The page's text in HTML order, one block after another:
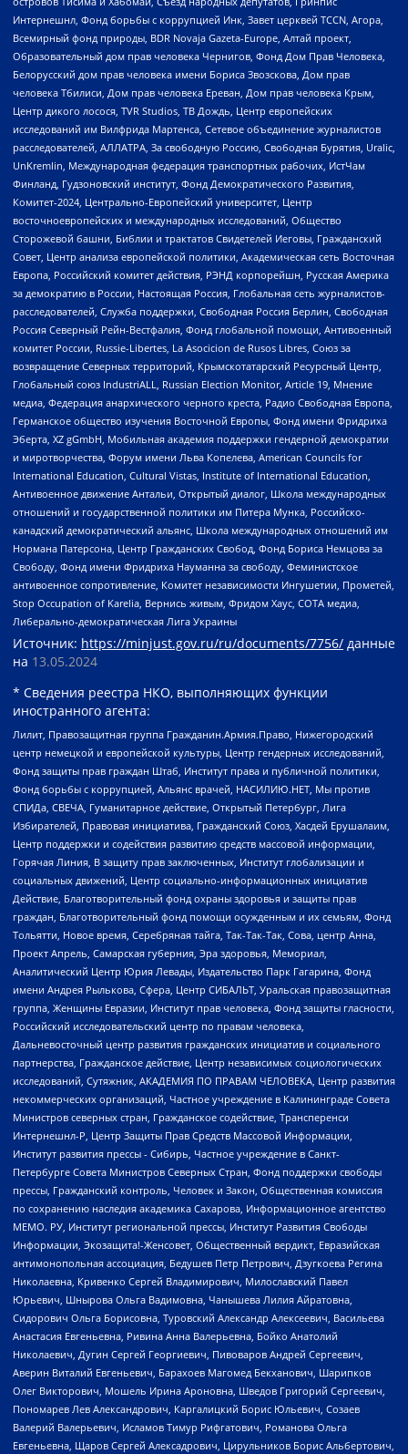
Интернешнл, Фонд борьбы с коррупцией Инк, Завет церквей TCCN, Агора,
Всемирный фонд природы, BDR Novaja Gazeta-Europe, Алтай проект,
Образовательный дом прав человека Чернигов, Фонд Дом Прав Человека,
Белорусский дом прав человека имени Бориса Звозскова, Дом прав
человека Тбилиси, Дом прав человека Ереван, Дом прав человека Крым,
Центр дикого лосося, TVR Studios, ТВ Дождь, Центр европейских
исследований им Вилфрида Мартенса, Сетевое объединение журналистов
расследователей, АЛЛАТРА, За свободную Россию, Свободная Бурятия, Uralic,
UnKremlin, Международная федерация транспортных рабочих, ИстЧам
Финланд, Гудзоновский институт, Фонд Демократического Развития,
Комитет-2024, Центрально-Европейский университет, Центр
восточноевропейских и международных исследований, Общество
Сторожевой башни, Библии и трактатов Свидетелей Иеговы, Гражданский
Совет, Центр анализа европейской политики, Академическая сеть Восточная
Европа, Российский комитет действия, РЭНД корпорейшн, Русская Америка
за демократию в России, Настоящая Россия, Глобальная сеть журналистов-
расследователей, Служба поддержки, Свободная Россия Берлин, Свободная
Россия Северный Рейн-Вестфалия, Фонд глобальной помощи, Антивоенный
комитет России, Russie-Libertes, La Asocicion de Rusos Libres, Союз за
возвращение Северных территорий, Крымскотатарский Ресурсный Центр,
Глобальный союз IndustriALL, Russian Election Monitor, Article 19, Мнение
медиа, Федерация анархического черного креста, Радио Свободная Европа,
Германское общество изучения Восточной Европы, Фонд имени Фридриха
Эберта, XZ gGmbH, Мобильная академия поддержки гендерной демократии
и миротворчества, Форум имени Льва Копелева, American Councils for
International Education, Cultural Vistas, Institute of International Education,
Антивоенное движение Антальи, Открытый диалог, Школа международных
отношений и государственной политики им Питера Мунка, Российско-
канадский демократический альянс, Школа международных отношений им
Нормана Патерсона, Центр Гражданских Свобод, Фонд Бориса Немцова за
Свободу, Фонд имени Фридриха Науманна за свободу, Феминистское
антивоенное сопротивление, Комитет независимости Ингушетии, Прометей,
Stop Occupation of Karelia, Вернись живым, Фридом Хаус, СОТА медиа,
Либерально-демократическая Лига Украины
Источник: https://minjust.gov.ru/ru/documents/7756/ данные
на 13.05.2024
* Сведения реестра НКО, выполняющих функции
иностранного агента:
Лилит, Правозащитная группа Гражданин.Армия.Право, Нижегородский
центр немецкой и европейской культуры, Центр гендерных исследований,
Фонд защиты прав граждан Штаб, Институт права и публичной политики,
Фонд борьбы с коррупцией, Альянс врачей, НАСИЛИЮ.НЕТ, Мы против
СПИДа, СВЕЧА, Гуманитарное действие, Открытый Петербург, Лига
Избирателей, Правовая инициатива, Гражданский Союз, Хасдей Ерушалаим,
Центр поддержки и содействия развитию средств массовой информации,
Горячая Линия, В защиту прав заключенных, Институт глобализации и
социальных движений, Центр социально-информационных инициатив
Действие, Благотворительный фонд охраны здоровья и защиты прав
граждан, Благотворительный фонд помощи осужденным и их семьям, Фонд
Тольятти, Новое время, Серебряная тайга, Так-Так-Так, Сова, центр Анна,
Проект Апрель, Самарская губерния, Эра здоровья, Мемориал,
Аналитический Центр Юрия Левады, Издательство Парк Гагарина, Фонд
имени Андрея Рылькова, Сфера, Центр СИБАЛЬТ, Уральская правозащитная
группа, Женщины Евразии, Институт прав человека, Фонд защиты гласности,
Российский исследовательский центр по правам человека,
Дальневосточный центр развития гражданских инициатив и социального
партнерства, Гражданское действие, Центр независимых социологических
исследований, Сутяжник, АКАДЕМИЯ ПО ПРАВАМ ЧЕЛОВЕКА, Центр развития
некоммерческих организаций, Частное учреждение в Калининграде Совета
Министров северных стран, Гражданское содействие, Трансперенси
Интернешнл-Р, Центр Защиты Прав Средств Массовой Информации,
Институт развития прессы - Сибирь, Частное учреждение в Санкт-
Петербурге Совета Министров Северных Стран, Фонд поддержки свободы
прессы, Гражданский контроль, Человек и Закон, Общественная комиссия
по сохранению наследия академика Сахарова, Информационное агентство
МЕМО. РУ, Институт региональной прессы, Институт Развития Свободы
Информации, Экозащита!-Женсовет, Общественный вердикт, Евразийская
антимонопольная ассоциация, Бедушев Петр Петрович, Дзугкоева Регина
Николаевна, Кривенко Сергей Владимирович, Милославский Павел
Юрьевич, Шнырова Ольга Вадимовна, Чанышева Лилия Айратовна,
Сидорович Ольга Борисовна, Туровский Александр Алексеевич, Васильева
Анастасия Евгеньевна, Ривина Анна Валерьевна, Бойко Анатолий
Николаевич, Дугин Сергей Георгиевич, Пивоваров Андрей Сергеевич,
Аверин Виталий Евгеньевич, Барахоев Магомед Бекханович, Шарипков
Олег Викторович, Мошель Ирина Ароновна, Шведов Григорий Сергеевич,
Пономарев Лев Александрович, Каргалицкий Борис Юльевич, Созаев
Валерий Валерьевич, Исламов Тимур Рифгатович, Романова Ольга
Евгеньевна, Щаров Сергей Алексадрович, Цирульников Борис Альбертович,